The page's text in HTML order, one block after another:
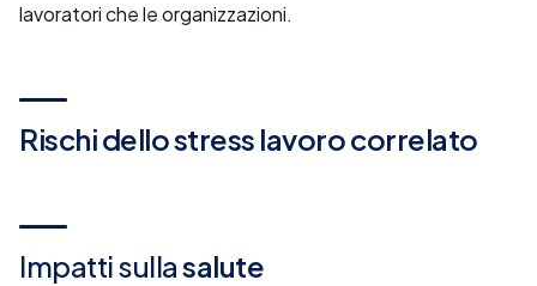
lavoratori che le organizzazioni.
Rischi dello stress lavoro correlato
Impatti sullasalute